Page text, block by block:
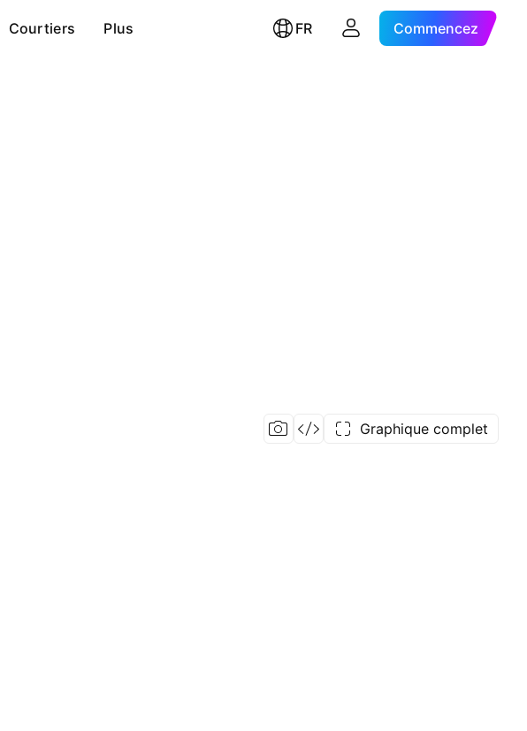
Courtiers Plus FR Commencez
Graphique complet